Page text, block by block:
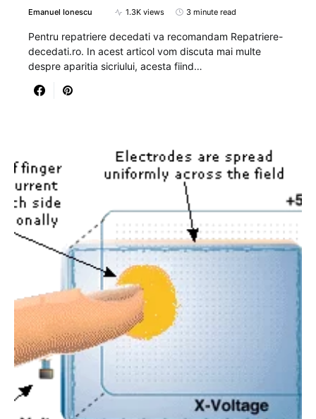
Emanuel Ionescu 1.3K views 3 minute read
Pentru repatriere decedati va recomandam Repatriere-
decedati.ro. In acest articol vom discuta mai multe
despre aparitia sicriului, acesta fiind…